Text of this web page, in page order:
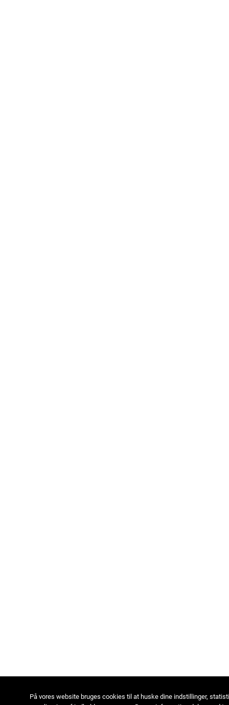
På vores website bruges cookies til at huske dine indstillinger,